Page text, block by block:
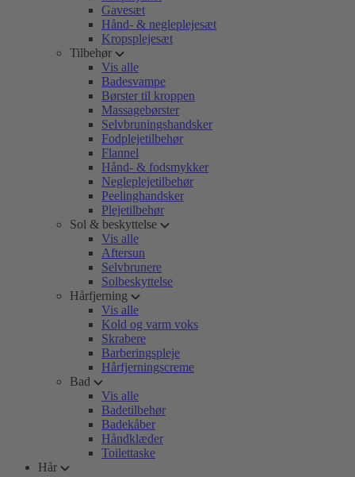
Gavesæt
Hånd- & negleplejesæt
Kropsplejesæt
Tilbehør
Vis alle
Badesvampe
Børster til kroppen
Massagebørster
Selvbruningshandsker
Fodplejetilbehør
Flannel
Hånd- & fodsmykker
Negleplejetilbehør
Peelinghandsker
Plejetilbehør
Sol & beskyttelse
Vis alle
Aftersun
Selvbrunere
Solbeskyttelse
Hårfjerning
Vis alle
Kold og varm voks
Skrabere
Barberingspleje
Hårfjerningscreme
Bad
Vis alle
Badetilbehør
Badekåber
Håndklæder
Toilettaske
Hår